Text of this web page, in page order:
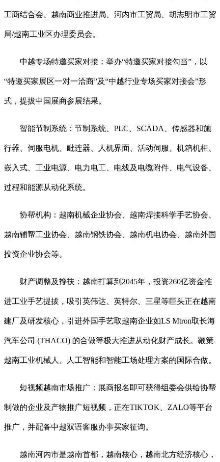
工商结合会、越南商业推进局、河内市工贸局、胡志明市工贸
局/越南工业区办理委员会。
中越专场特邀买家对接：举办“特邀买家对接勾当”，以
“特邀买家展区一对一洽商”及“中越行业专场买家对接会”形
式，提拔中国展商参展结果。
智能节制系统：节制系统、PLC、SCADA、传感器和施
行器、伺服电机、毗连器、人机界面、活动伺服、机箱机柜、
嵌入式、工业电源、电力电工、电线及电缆附件、电气设备、
过程和能源从动化系统。
协帮机构：越南机械企业协会、越南焊接科学手艺协会、
越南辅帮工业协会、越南钢铁协会、越南机电协会、越南外国
投资企业协会等。
财产调整及搀扶：越南打算到2045年，投资260亿资金推
进工业手艺提拔，吸引英伟达、英特尔、三星等巨头正在越南
建厂及研发核心，引进外国手艺取越南企业如LS Mtron取长海
汽车公司 (THACO) 的合做等极大推进从动化财产成长。鞭策
越南工业机械人、人工智能和智能工场处理方案的国际合做。
短视频越南市场推广：展商报名即可获得组委会供给协帮
制做的企业及产物推广短视频，正在TIKTOK、ZALO等平台
推广，并配备中越双语客服办事买家征询。
越南河内市是越南首都，越南核心，越南北方经济核心，